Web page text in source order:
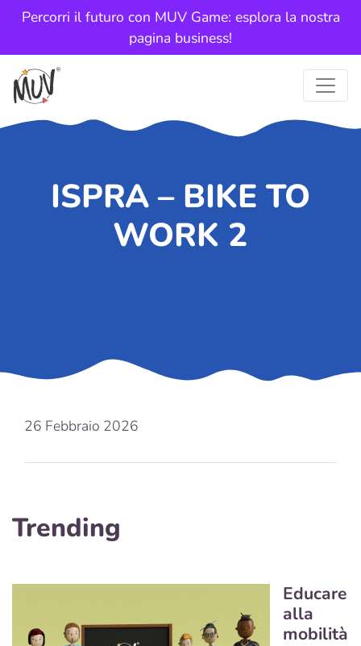
Percorri il futuro con MUV Game: esplora la nostra
pagina business!
ISPRA – BIKE TO
WORK 2
26 Febbraio 2026
Trending
Educare
alla
mobilità